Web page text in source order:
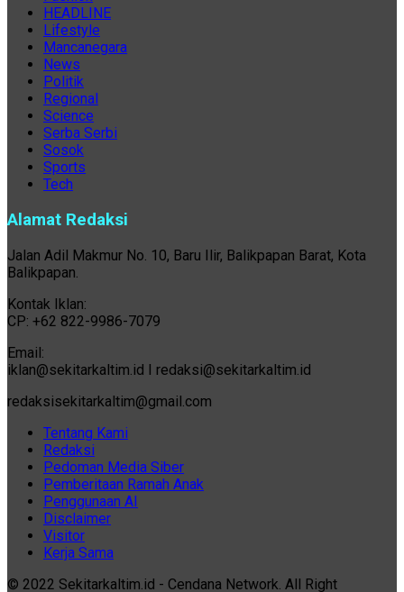
HEADLINE
Lifestyle
Mancanegara
News
Politik
Regional
Science
Serba Serbi
Sosok
Sports
Tech
Alamat Redaksi
Jalan Adil Makmur No. 10, Baru Ilir, Balikpapan Barat, Kota
Balikpapan.
Kontak Iklan:
CP: +62 822-9986-7079
Email:
iklan@sekitarkaltim.id I redaksi@sekitarkaltim.id
redaksisekitarkaltim@gmail.com
Tentang Kami
Redaksi
Pedoman Media Siber
Pemberitaan Ramah Anak
Penggunaan AI
Disclaimer
Visitor
Kerja Sama
© 2022 Sekitarkaltim.id - Cendana Network. All Right